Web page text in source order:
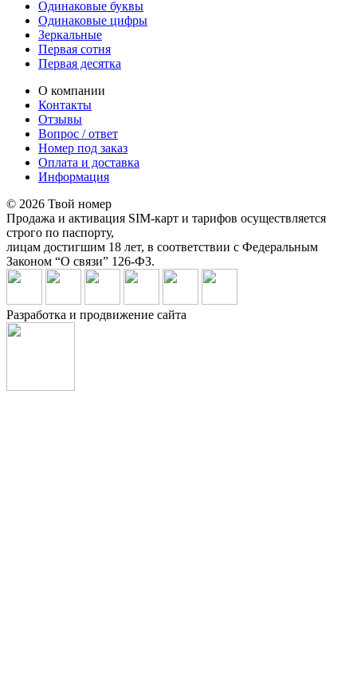
Одинаковые буквы
Одинаковые цифры
Зеркальные
Первая сотня
Первая десятка
О компании
Контакты
Отзывы
Вопрос / ответ
Номер под заказ
Оплата и доставка
Информация
© 2026 Твой номер
Продажа и активация SIM-карт и тарифов осуществляется
строго по паспорту,
лицам достигшим 18 лет, в соответствии с Федеральным
Законом “О связи” 126-ФЗ.
Разработка и продвижение сайта